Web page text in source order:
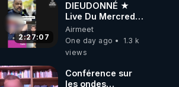
2:27:07
DIEUDONNÉ ★
Live Du Mercredi
5 Août 2026
Airmeet
One day ago
1.3 k
views
Conférence sur
les ondes